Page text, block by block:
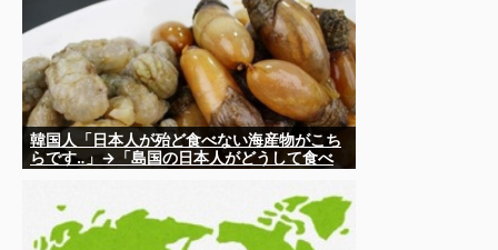
韓国人「日本人が殆ど食べない海産物がこち
らです‥」→「島国の日本人がどうして食べ